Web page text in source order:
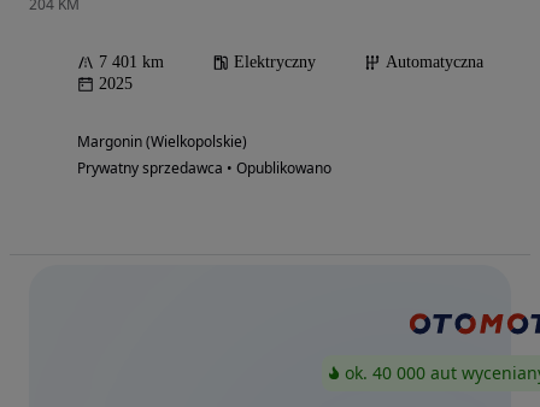
204 KM
7 401 km Elektryczny
Automatyczna
2025
Margonin (Wielkopolskie)
Prywatny sprzedawca • Opublikowano
ok. 40 000 aut